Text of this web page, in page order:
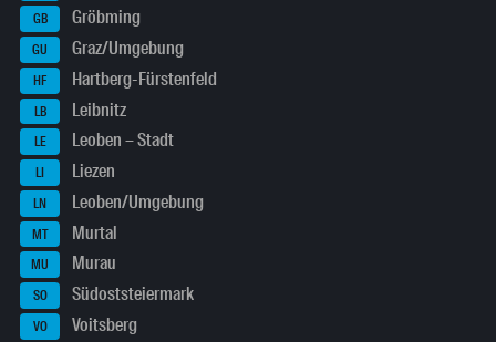
GB Gröbming
GU Graz/Umgebung
HF Hartberg-Fürstenfeld
LB Leibnitz
LE Leoben – Stadt
LI Liezen
LN Leoben/Umgebung
MT Murtal
MU Murau
SO Südoststeiermark
VO Voitsberg